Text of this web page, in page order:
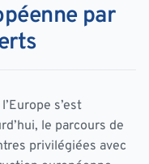
par
s’est
le parcours de
privilégiées avec